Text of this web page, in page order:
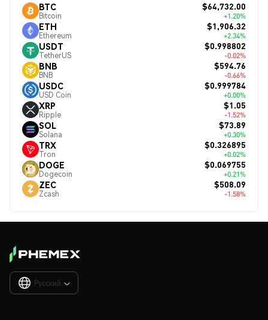
BTC
Bitcoin
$64,732.00
+1.20%
ETH
Ethereum
$1,906.32
+2.34%
USDT
TetherUS
$0.998802
-0.02%
BNB
BNB
$594.76
-0.66%
USDC
USD Coin
$0.999784
+0.00%
XRP
Ripple
$1.05
-1.52%
SOL
Solana
$73.89
+0.30%
TRX
Tron
$0.326895
+0.02%
DOGE
Dogecoin
$0.069755
+0.21%
ZEC
Zcash
$508.09
-1.58%
Русский 